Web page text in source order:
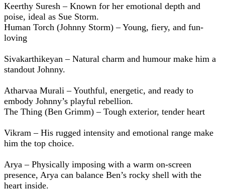
Keerthy Suresh – Known for her emotional depth and
poise, ideal as Sue Storm.
Human Torch (Johnny Storm) – Young, fiery, and fun-
loving
Sivakarthikeyan – Natural charm and humour make him a
standout Johnny.
Atharvaa Murali – Youthful, energetic, and ready to
embody Johnny’s playful rebellion.
The Thing (Ben Grimm) – Tough exterior, tender heart
Vikram – His rugged intensity and emotional range make
him the top choice.
Arya – Physically imposing with a warm on-screen
presence, Arya can balance Ben’s rocky shell with the
heart inside.